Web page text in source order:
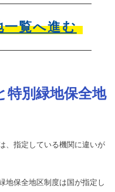
一覧へ進む
特別緑地保全地
、指定している機関に違いが
地保全地区制度は国が指定し